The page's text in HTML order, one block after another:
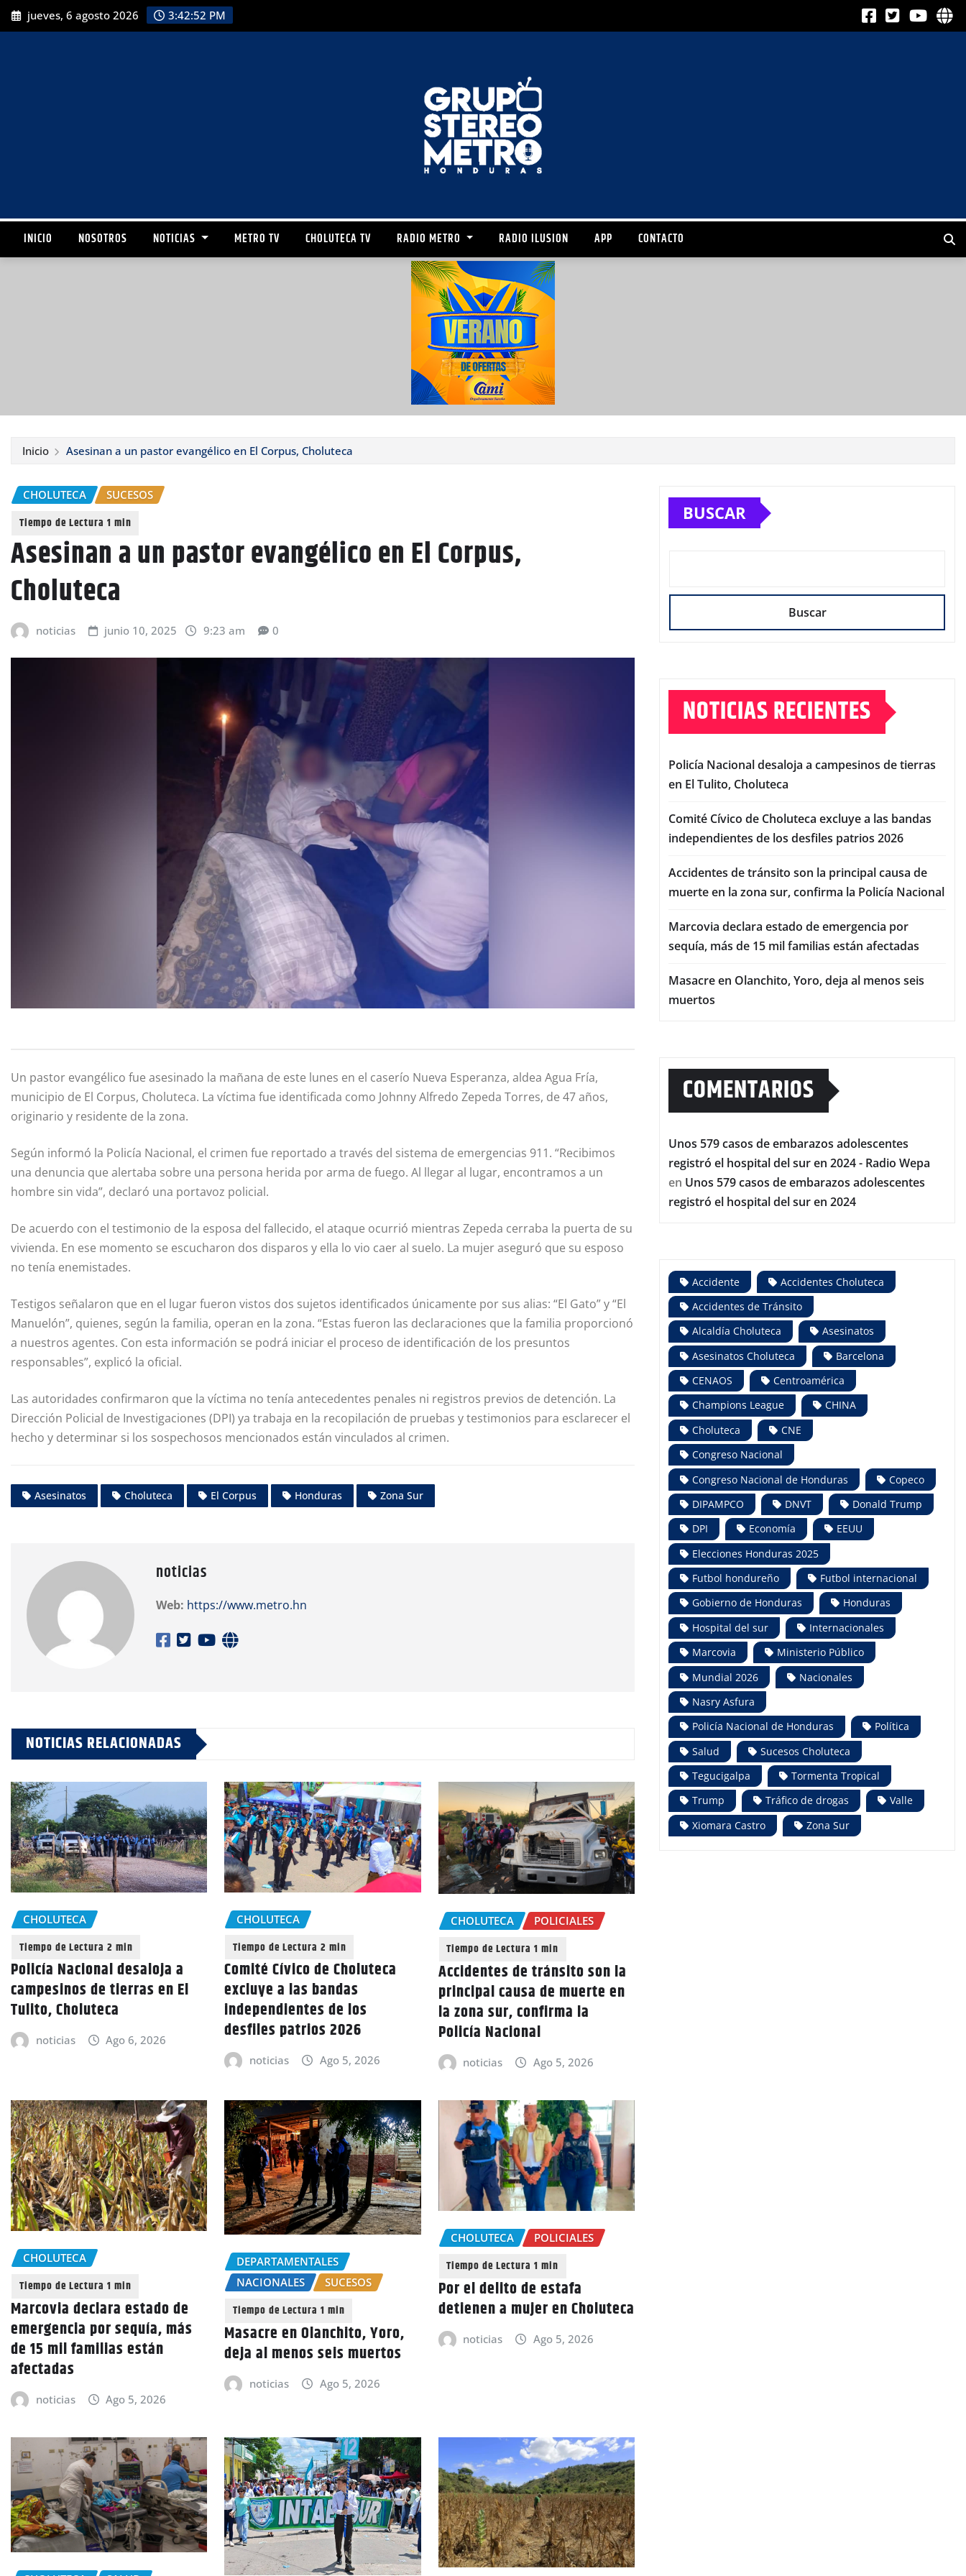
jueves, 6 agosto 2026 3:42:54 PM
INICIO NOSOTROS NOTICIAS METRO TV CHOLUTECA TV RADIO METRO RADIO ILUSION APP CONTACTO
Inicio Asesinan a un pastor evangélico en El Corpus, Choluteca
CHOLUTECA SUCESOS
Asesinan a un pastor evangélico en El Corpus,
Choluteca
noticias junio 10, 2025 9:23 am 0
Un pastor evangélico fue asesinado la mañana de este lunes en el caserío Nueva Esperanza, aldea Agua Fría,
municipio de El Corpus, Choluteca. La víctima fue identificada como Johnny Alfredo Zepeda Torres, de 47 años,
originario y residente de la zona.
Según informó la Policía Nacional, el crimen fue reportado a través del sistema de emergencias 911. “Recibimos
una denuncia que alertaba sobre una persona herida por arma de fuego. Al llegar al lugar, encontramos a un
hombre sin vida”, declaró una portavoz policial.
De acuerdo con el testimonio de la esposa del fallecido, el ataque ocurrió mientras Zepeda cerraba la puerta de su
vivienda. En ese momento se escucharon dos disparos y ella lo vio caer al suelo. La mujer aseguró que su esposo
no tenía enemistades.
Testigos señalaron que en el lugar fueron vistos dos sujetos identificados únicamente por sus alias: “El Gato” y “El
Manuelón”, quienes, según la familia, operan en la zona. “Estas fueron las declaraciones que la familia proporcionó
a nuestros agentes. Con esta información se podrá iniciar el proceso de identificación de los presuntos
responsables”, explicó la oficial.
Las autoridades confirmaron que la víctima no tenía antecedentes penales ni registros previos de detención. La
Dirección Policial de Investigaciones (DPI) ya trabaja en la recopilación de pruebas y testimonios para esclarecer el
hecho y determinar si los sospechosos mencionados están vinculados al crimen.
Asesinatos Choluteca El Corpus Honduras Zona Sur
noticias
Web: https://www.metro.hn
NOTICIAS RELACIONADAS
CHOLUTECA
Policía Nacional desaloja a
campesinos de tierras en El
Tulito, Choluteca
noticias Ago 6, 2026
CHOLUTECA
Comité Cívico de Choluteca
excluye a las bandas
independientes de los
desfiles patrios 2026
noticias Ago 5, 2026
CHOLUTECA POLICIALES
Accidentes de tránsito son la
principal causa de muerte en
la zona sur, confirma la
Policía Nacional
noticias Ago 5, 2026
CHOLUTECA
Marcovia declara estado de
emergencia por sequía, más
de 15 mil familias están
afectadas
noticias Ago 5, 2026
DEPARTAMENTALES
NACIONALES
SUCESOS
Masacre en Olanchito, Yoro,
deja al menos seis muertos
noticias Ago 5, 2026
CHOLUTECA POLICIALES
Por el delito de estafa
detienen a mujer en Choluteca
noticias Ago 5, 2026
BUSCAR
Buscar
NOTICIAS RECIENTES
Policía Nacional desaloja a campesinos de tierras
en El Tulito, Choluteca
Comité Cívico de Choluteca excluye a las bandas
independientes de los desfiles patrios 2026
Accidentes de tránsito son la principal causa de
muerte en la zona sur, confirma la Policía Nacional
Marcovia declara estado de emergencia por
sequía, más de 15 mil familias están afectadas
Masacre en Olanchito, Yoro, deja al menos seis
muertos
COMENTARIOS
Unos 579 casos de embarazos adolescentes
registró el hospital del sur en 2024 - Radio Wepa
en Unos 579 casos de embarazos adolescentes
registró el hospital del sur en 2024
Accidente
Accidentes Choluteca
Accidentes de Tránsito
Alcaldía Choluteca
Asesinatos
Asesinatos Choluteca
Barcelona
CENAOS
Centroamérica
Champions League
CHINA
Choluteca
CNE
Congreso Nacional
Congreso Nacional de Honduras
Copeco
DIPAMPCO
DNVT
Donald Trump
DPI
Economía
EEUU
Elecciones Honduras 2025
Futbol hondureño
Futbol internacional
Gobierno de Honduras
Honduras
Hospital del sur
Internacionales
Marcovia
Ministerio Público
Mundial 2026
Nacionales
Nasry Asfura
Policía Nacional de Honduras
Política
Salud
Sucesos Choluteca
Tegucigalpa
Tormenta Tropical
Trump
Tráfico de drogas
Valle
Xiomara Castro
Zona Sur